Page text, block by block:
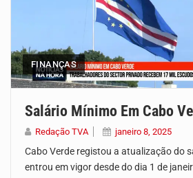
FINANÇAS
Salário Mínimo Em Cabo
Redação TVA janeiro 8, 2025
Cabo Verde registou a atualização do
entrou em vigor desde do dia 1 de